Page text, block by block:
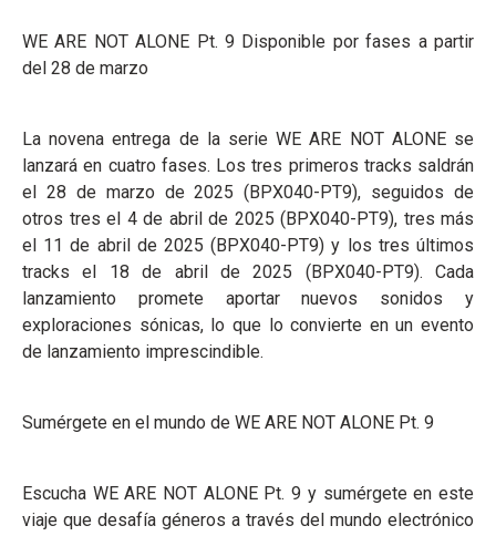
WE ARE NOT ALONE Pt. 9 Disponible por fases a partir
del 28 de marzo
La novena entrega de la serie WE ARE NOT ALONE se
lanzará en cuatro fases. Los tres primeros tracks saldrán
el 28 de marzo de 2025 (BPX040-PT9), seguidos de
otros tres el 4 de abril de 2025 (BPX040-PT9), tres más
el 11 de abril de 2025 (BPX040-PT9) y los tres últimos
tracks el 18 de abril de 2025 (BPX040-PT9). Cada
lanzamiento promete aportar nuevos sonidos y
exploraciones sónicas, lo que lo convierte en un evento
de lanzamiento imprescindible.
Sumérgete en el mundo de WE ARE NOT ALONE Pt. 9
Escucha WE ARE NOT ALONE Pt. 9 y sumérgete en este
viaje que desafía géneros a través del mundo electrónico